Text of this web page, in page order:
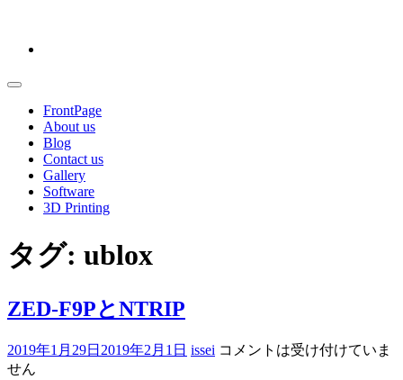
FrontPage
About us
Blog
Contact us
Gallery
Software
3D Printing
タグ: ublox
ZED-F9PとNTRIP
2019年1月29日 2019年2月1日 issei コメントは受け付けていま
せん